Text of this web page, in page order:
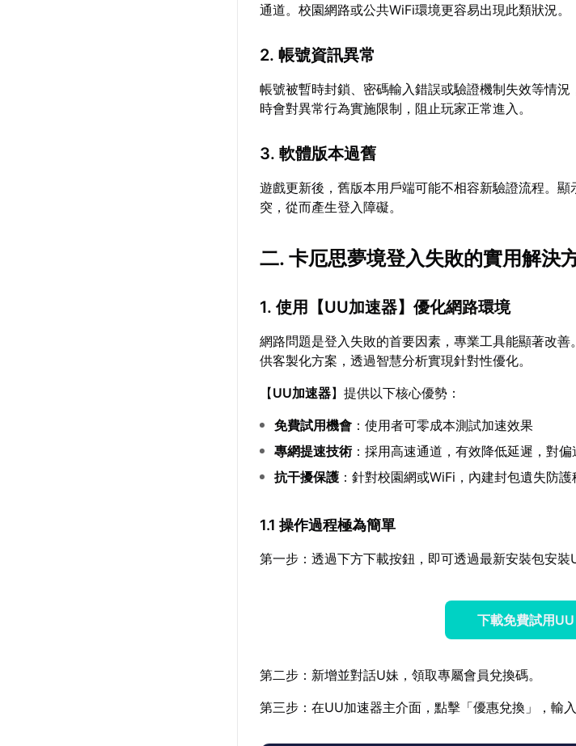
通道。校園網路或公共WiFi環境更容易出現此類狀況。
2. 帳號資訊異常
帳號被暫時封鎖、密碼輸入錯誤或驗證機制失效等情
時會對異常行為實施限制，阻止玩家正常進入。
3. 軟體版本過舊
遊戲更新後，舊版本用戶端可能不相容新驗證流程。
突，從而產生登入障礙。
二. 卡厄思夢境登入失敗的實用解決
1. 使用【UU加速器】優化網路環境
網路問題是登入失敗的首要因素，專業工具能顯著改善
供客製化方案，透過智慧分析實現針對性優化。
【UU加速器】提供以下核心優勢：
免費試用機會 ：使用者可零成本測試加速效果
專網提速技術：採用高速通道，有效降低延遲，對
抗干擾保護 ：針對校園網或WiFi，內建封包遺失防
1.1 操作過程極為簡單
第一步：透過下方下載按鈕，即可透過最新安裝包安裝
下載免費試用UU
第二步：新增並對話U妹，領取專屬會員兌換碼。
第三步：在UU加速器主介面，點擊「優惠兌換」，輸